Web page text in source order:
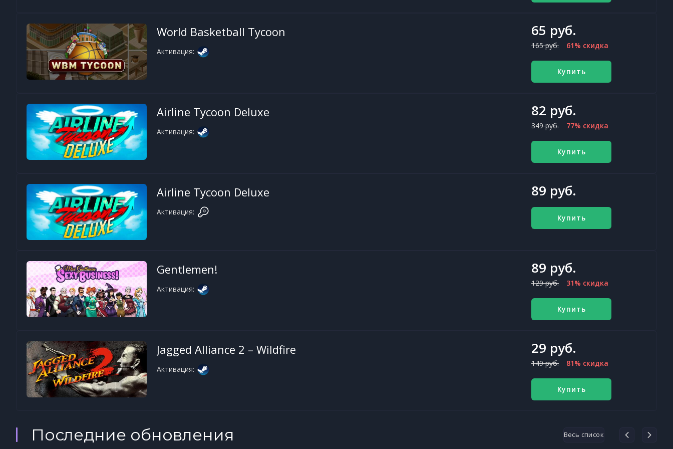
World Basketball Tycoon
Активация:
65 руб.
165 руб. 61% скидка
Купить
Airline Tycoon Deluxe
Активация:
82 руб.
349 руб. 77% скидка
Купить
Airline Tycoon Deluxe
Активация:
89 руб.
Купить
Gentlemen!
Активация:
89 руб.
129 руб. 31% скидка
Купить
Jagged Alliance 2 – Wildfire
Активация:
29 руб.
149 руб. 81% скидка
Купить
Последние обновления Весь список